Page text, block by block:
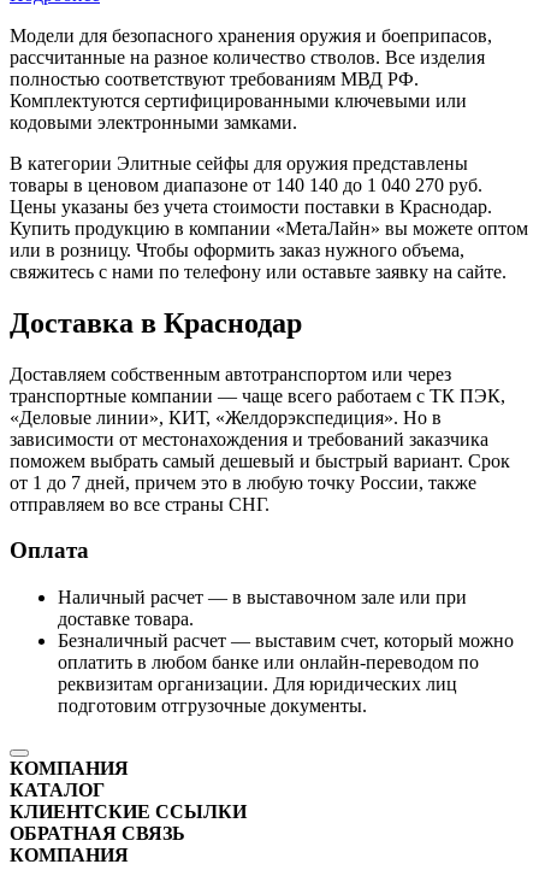
Модели для безопасного хранения оружия и боеприпасов,
рассчитанные на разное количество стволов. Все изделия
полностью соответствуют требованиям МВД РФ.
Комплектуются сертифицированными ключевыми или
кодовыми электронными замками.
В категории Элитные сейфы для оружия представлены
товары в ценовом диапазоне от 140 140 до 1 040 270 руб.
Цены указаны без учета стоимости поставки в Краснодар.
Купить продукцию в компании «МетаЛайн» вы можете оптом
или в розницу. Чтобы оформить заказ нужного объема,
свяжитесь с нами по телефону или оставьте заявку на сайте.
Доставка в Краснодар
Доставляем собственным автотранспортом или через
транспортные компании — чаще всего работаем с ТК ПЭК,
«Деловые линии», КИТ, «Желдорэкспедиция». Но в
зависимости от местонахождения и требований заказчика
поможем выбрать самый дешевый и быстрый вариант. Срок
от 1 до 7 дней, причем это в любую точку России, также
отправляем во все страны СНГ.
Оплата
Наличный расчет — в выставочном зале или при
доставке товара.
Безналичный расчет — выставим счет, который можно
оплатить в любом банке или онлайн-переводом по
реквизитам организации. Для юридических лиц
подготовим отгрузочные документы.
КОМПАНИЯ
КАТАЛОГ
КЛИЕНТСКИЕ ССЫЛКИ
ОБРАТНАЯ СВЯЗЬ
КОМПАНИЯ